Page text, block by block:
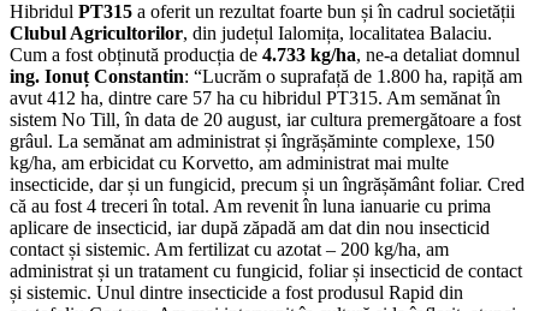
Hibridul PT315 a oferit un rezultat foarte bun și în cadrul societății
Clubul Agricultorilor, din județul Ialomița, localitatea Balaciu.
Cum a fost obținută producția de 4.733 kg/ha, ne-a detaliat domnul
ing. Ionuț Constantin: “Lucrăm o suprafață de 1.800 ha, rapiță am
avut 412 ha, dintre care 57 ha cu hibridul PT315. Am semănat în
sistem No Till, în data de 20 august, iar cultura premergătoare a fost
grâul. La semănat am administrat și îngrășăminte complexe, 150
kg/ha, am erbicidat cu Korvetto, am administrat mai multe
insecticide, dar și un fungicid, precum și un îngrășământ foliar. Cred
că au fost 4 treceri în total. Am revenit în luna ianuarie cu prima
aplicare de insecticid, iar după zăpadă am dat din nou insecticid
contact și sistemic. Am fertilizat cu azotat – 200 kg/ha, am
administrat și un tratament cu fungicid, foliar și insecticid de contact
și sistemic. Unul dintre insecticide a fost produsul Rapid din